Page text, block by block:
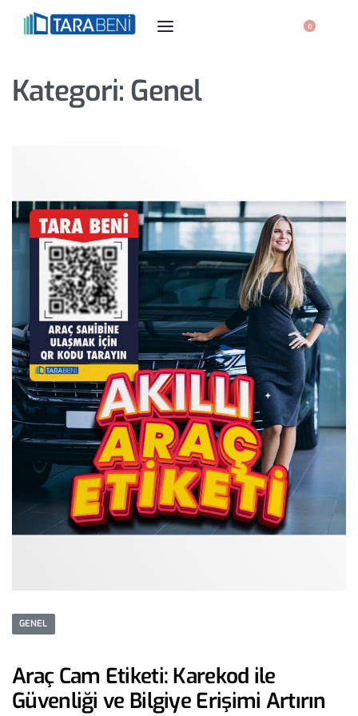
0
Kategori: Genel
GENEL
Araç Cam Etiketi: Karekod ile
Güvenliği ve Bilgiye Erişimi Artırın